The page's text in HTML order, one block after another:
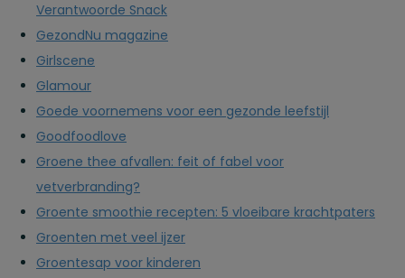
Verantwoorde Snack
GezondNu magazine
Girlscene
Glamour
Goede voornemens voor een gezonde leefstijl
Goodfoodlove
Groene thee afvallen: feit of fabel voor
vetverbranding?
Groente smoothie recepten: 5 vloeibare krachtpaters
Groenten met veel ijzer
Groentesap voor kinderen